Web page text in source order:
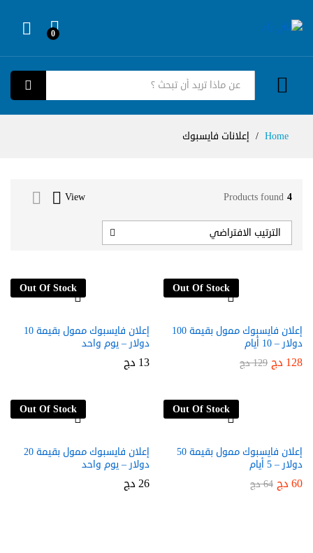
0
كل الفئات
بحث
Home
/ إعلانات فايسبوك
4
Products found
View
الترتيب الافتراضي
Out Of Stock
إعلان فايسبوك ممول بقيمة 10
دولار – يوم واحد
13 دج
Out Of Stock
إعلان فايسبوك ممول بقيمة 100
دولار – 10 أيام
128 دج 129 دج
Out Of Stock
إعلان فايسبوك ممول بقيمة 20
دولار – يوم واحد
26دج
Out Of Stock
إعلان فايسبوك ممول بقيمة 50
دولار – 5 أيام
60دج 64 دج